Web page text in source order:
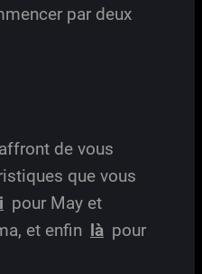
par deux
de vous
que vous
pour May et
et enfin là pour